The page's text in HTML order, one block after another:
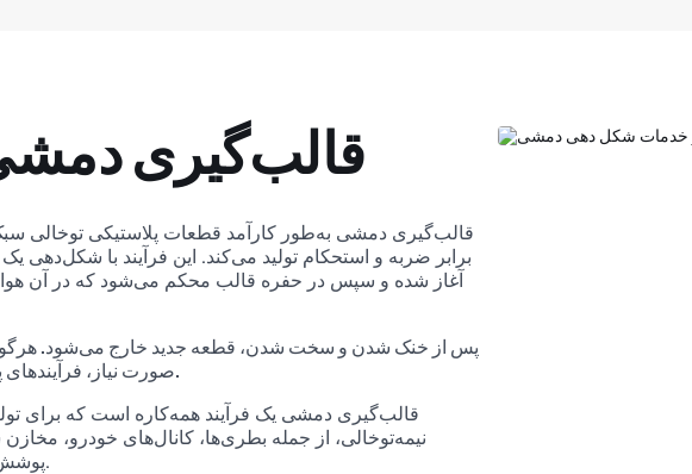
قالب‌گیری
قالب‌گیری دمشی به‌طور کارآمد قطعات پلاستیکی توخالی
برابر ضربه و استحکام تولید می‌کند. این فرآیند با شکل‌دهی
آغاز شده و سپس در حفره قالب محکم می‌شود که در آن
پس از خنک شدن و سخت شدن، قطعه جدید خارج می‌شود.
صورت نیاز، فرآیندهای پرداخت اختیاری انجام می‌شود.
قالب‌گیری دمشی یک فرآیند همه‌کاره است که برای
نیمه‌توخالی، از جمله بطری‌ها، کانال‌های خودرو،
پوشش‌های صنعتی استفاده می‌شود.